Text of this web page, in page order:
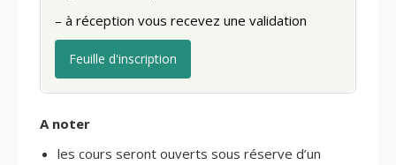
– à réception vous recevez une validation
Feuille d'inscription
A noter
les cours seront ouverts sous réserve d’un